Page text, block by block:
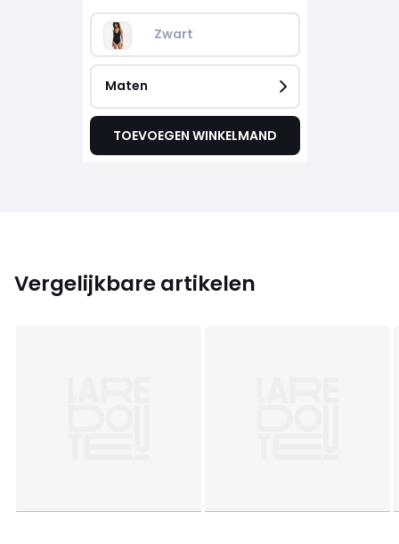
Zwart
Maten
TOEVOEGEN WINKELMAND
Vergelijkbare artikelen